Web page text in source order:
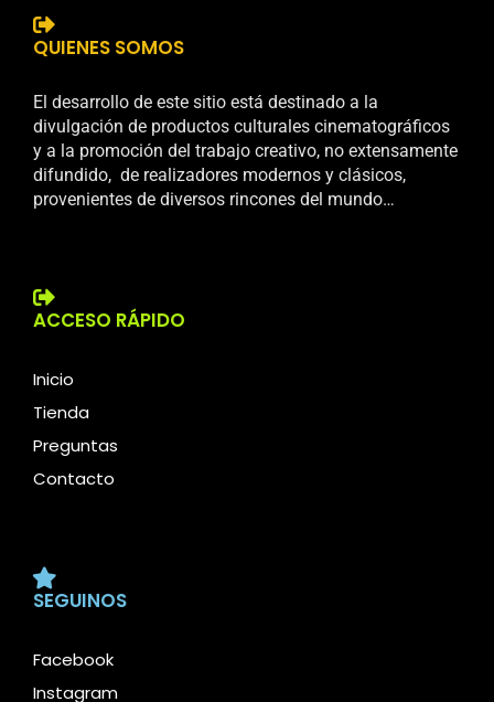
QUIENES SOMOS
El desarrollo de este sitio está destinado a la
divulgación de productos culturales cinematográficos
y a la promoción del trabajo creativo, no extensamente
difundido, de realizadores modernos y clásicos,
provenientes de diversos rincones del mundo…
ACCESO RÁPIDO
Inicio
Tienda
Preguntas
Contacto
SEGUINOS
Facebook
Instagram